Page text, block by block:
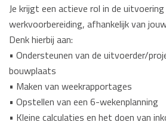
Je krijgt een actieve rol in de
werkvoorbereiding, afhankelijk van
Denk hierbij aan:
• Ondersteunen van de uitvoerder/
bouwplaats
• Maken van weekrapportages
• Opstellen van een 6-wekenplanning
• Kleine calculaties en het doen van